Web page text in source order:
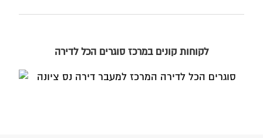
לקוחות קונים במרכז סוגרים הכל לדירה